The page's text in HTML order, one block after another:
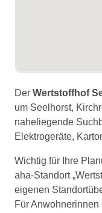
Der Wertstoffhof
um Seelhorst,
naheliegende
Elektrogeräte,
Wichtig für Ihre
aha-Standort
eigenen
Für